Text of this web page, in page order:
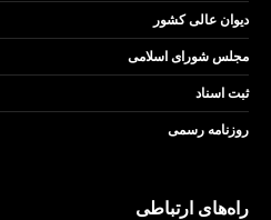
دیوان عالی کشور
مجلس شورای اسلامی
ثبت اسناد
روزنامه رسمی
راه‌های ارتباطی